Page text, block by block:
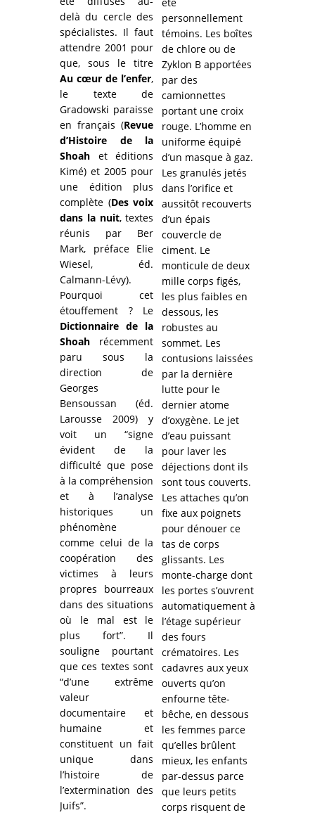
delà du cercle des
spécialistes. Il faut
attendre 2001 pour
que, sous le titre
Au cœur de l’enfer,
le texte de
Gradowski paraisse
en français (Revue
d’Histoire de la
Shoah et éditions
Kimé) et 2005 pour
une édition plus
complète (Des voix
dans la nuit, textes
réunis par Ber
Mark, préface Elie
Wiesel, éd.
Calmann-Lévy).
Pourquoi cet
étouffement ? Le
Dictionnaire de la
Shoah récemment
paru sous la
direction de
Georges
Bensoussan (éd.
Larousse 2009) y
voit un “signe
évident de la
difficulté que pose
à la compréhension
et à l’analyse
historiques un
phénomène
comme celui de la
coopération des
victimes à leurs
propres bourreaux
dans des situations
où le mal est le
plus fort”. Il
souligne pourtant
que ces textes sont
“d’une extrême
valeur
documentaire et
humaine et
constituent un fait
unique dans
l’histoire de
l’extermination des
Juifs”.
été
personnellement
témoins. Les boîtes
de chlore ou de
Zyklon B apportées
par des
camionnettes
portant une croix
rouge. L’homme en
uniforme équipé
d’un masque à gaz.
Les granulés jetés
dans l’orifice et
aussitôt recouverts
d’un épais
couvercle de
ciment. Le
monticule de deux
mille corps figés,
les plus faibles en
dessous, les
robustes au
sommet. Les
contusions laissées
par la dernière
lutte pour le
dernier atome
d’oxygène. Le jet
d’eau puissant
pour laver les
déjections dont ils
sont tous couverts.
Les attaches qu’on
fixe aux poignets
pour dénouer ce
tas de corps
glissants. Les
monte-charge dont
les portes s’ouvrent
automatiquement à
l’étage supérieur
des fours
crématoires. Les
cadavres aux yeux
ouverts qu’on
enfourne tête-
bêche, en dessous
les femmes parce
qu’elles brûlent
mieux, les enfants
par-dessus parce
que leurs petits
corps risquent de